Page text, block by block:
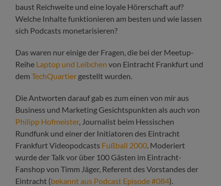
baust Reichweite und eine loyale Hörerschaft auf?
Welche Inhalte funktionieren am besten und wie lassen
sich Podcasts monetarisieren?
Das waren nur einige der Fragen, die bei der Meetup-
Reihe Laptop und Leibchen von Eintracht Frankfurt und
demTechQuartier gestellt wurden.
Die Antworten darauf gab es zum einen von mir aus
Business und Marketing Gesichtspunkten als auch von
Philipp Hofmeister, Journalist beim Hessischen
Rundfunk und einer der Initiatoren des Eintracht
Frankfurt Videopodcasts Fußball 2000. Moderiert
wurde der Talk vor über 100 Gästen im Eintracht-
Fanshop von Timm Jäger, Referent des Vorstandes der
Eintracht (bekannt aus Podcast Episode #084).